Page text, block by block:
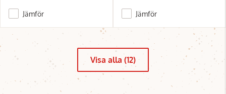
Jämför Jämför
Visa alla (12)